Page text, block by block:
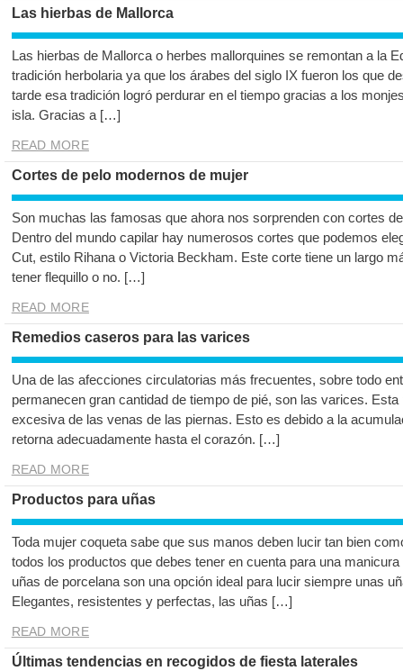
Las hierbas de Mallorca
Las hierbas de Mallorca o herbes mallorquines se remontan a la
tradición herbolaria ya que los árabes del siglo IX fueron los que
tarde esa tradición logró perdurar en el tiempo gracias a los
isla. Gracias a […]
READ MORE
Cortes de pelo modernos de mujer
Son muchas las famosas que ahora nos sorprenden con cortes
Dentro del mundo capilar hay numerosos cortes que podemos
Cut, estilo Rihana o Victoria Beckham. Este corte tiene un largo
tener flequillo o no. […]
READ MORE
Remedios caseros para las varices
Una de las afecciones circulatorias más frecuentes, sobre todo
permanecen gran cantidad de tiempo de pié, son las varices.
excesiva de las venas de las piernas. Esto es debido a la
retorna adecuadamente hasta el corazón. […]
READ MORE
Productos para uñas
Toda mujer coqueta sabe que sus manos deben lucir tan bien
todos los productos que debes tener en cuenta para una
uñas de porcelana son una opción ideal para lucir siempre unas
Elegantes, resistentes y perfectas, las uñas […]
READ MORE
Últimas tendencias en recogidos de fiesta laterales